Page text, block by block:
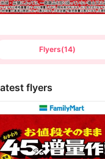
Flyers(14)
flyers